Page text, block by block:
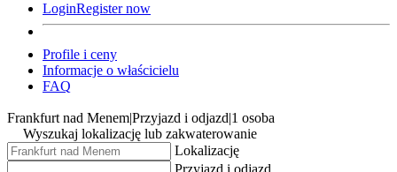
LoginRegister now
Profile i ceny
Informacje o właścicielu
FAQ
Frankfurt nad Menem|Przyjazd i odjazd|1 osoba
Wyszukaj lokalizację lub zakwaterowanie
Lokalizację
Przyjazd i odjazd